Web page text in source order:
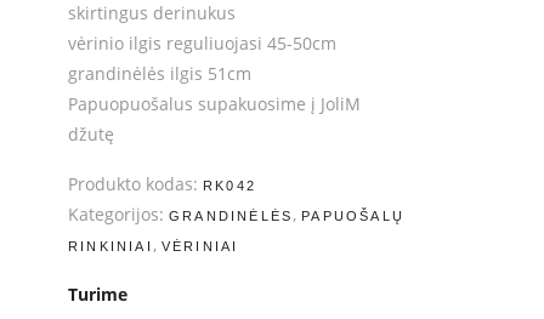
skirtingus derinukus
vėrinio ilgis reguliuojasi 45-50cm
grandinėlės ilgis 51cm
Papuopuošalus supakuosime į JoliM
džutę
Produkto kodas: RK042
Kategorijos: GRANDINĖLĖS , PAPUOŠALŲ
RINKINIAI , VĖRINIAI
Turime